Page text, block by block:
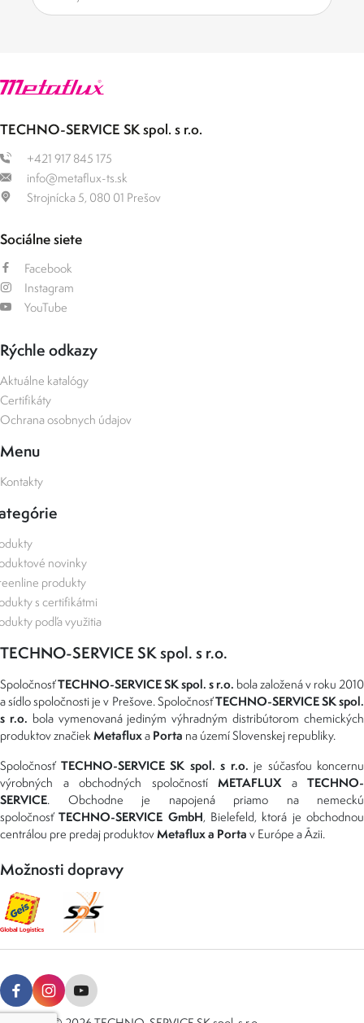
TECHNO-SERVICE SK spol. s r.o.
+421 917 845 175
info@metaflux-ts.sk
Strojnícka 5, 080 01 Prešov
Sociálne siete
Facebook
Instagram
YouTube
Rýchle odkazy
Aktuálne katalógy
Certifikáty
Ochrana osobnych údajov
Menu
Kontakty
novinky
produkty
s certifikátmi
podľa využitia
TECHNO-SERVICE SK spol. s r.o.
SpoločnosťTECHNO-SERVICE SK spol. s r.o. bola založená v roku 2010
a sídlo spoločnosti je v Prešove. SpoločnosťTECHNO-SERVICE SK spol.
s r.o. bola vymenovaná jediným výhradným distribútorom chemických
produktov značiekMetafluxa Porta na území Slovenskej republiky.
Spoločnosť TECHNO-SERVICE SK spol. s r.o. je súčasťou koncernu
výrobných a obchodných spoločností METAFLUXa TECHNO-
SERVICE. Obchodne je napojená priamo na nemeckú
spoločnosťTECHNO-SERVICE GmbH, Bielefeld, ktorá je obchodnou
centrálou pre predaj produktovMetaflux a Porta v Európe a Ázii.
Možnosti dopravy